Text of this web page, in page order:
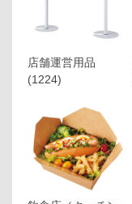
店舗運営用品
(1224)